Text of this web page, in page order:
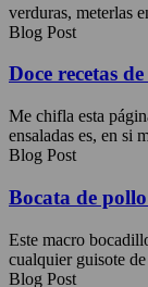
verduras, meterlas
Blog Post
Doce recetas
Me chifla esta
ensaladas es, en si
Blog Post
Bocata de
Este macro
cualquier guisote
Blog Post